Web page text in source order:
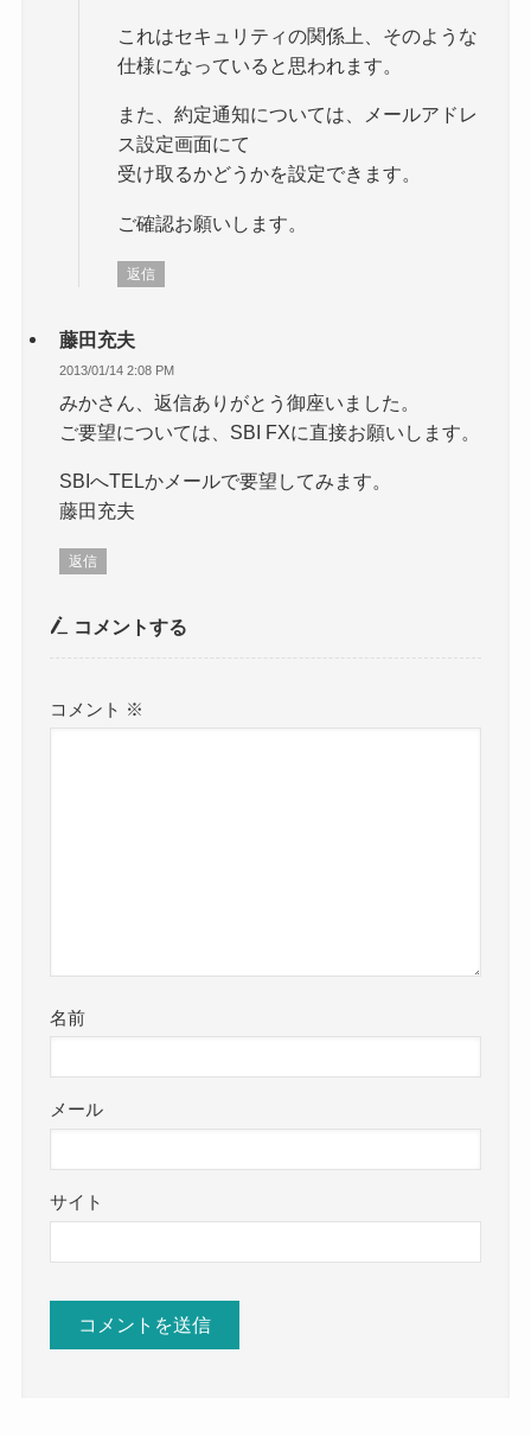
これはセキュリティの関係上、そのような
仕様になっていると思われます。
また、約定通知については、メールアドレ
ス設定画面にて
受け取るかどうかを設定できます。
ご確認お願いします。
返信
藤田充夫
2013/01/14 2:08 PM
みかさん、返信ありがとう御座いました。
ご要望については、SBI FXに直接お願いします。
SBIへTELかメールで要望してみます。
藤田充夫
返信
コメントする
コメント ※
名前
メール
サイト